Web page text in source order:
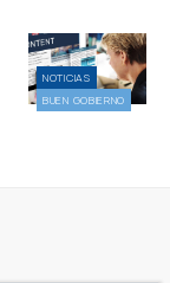
NOTICIAS
BUEN GOBIERNO